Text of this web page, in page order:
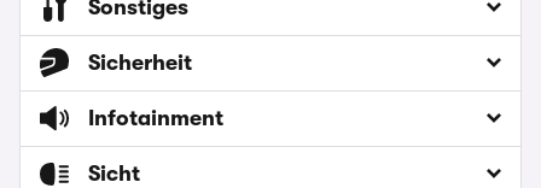
Sonstiges
Sicherheit
Infotainment
Sicht